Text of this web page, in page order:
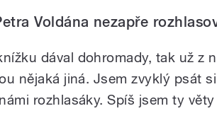
Voldána nezapře
dával dohromady, tak už z
nějaká jiná. Jsem zvyklý psát
rozhlasáky. Spíš jsem ty